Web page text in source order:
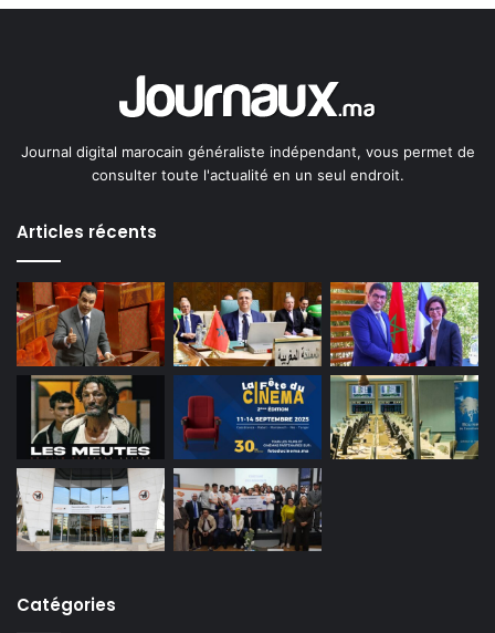
Journal digital marocain généraliste indépendant, vous permet de
consulter toute l'actualité en un seul endroit.
Articles récents
Catégories